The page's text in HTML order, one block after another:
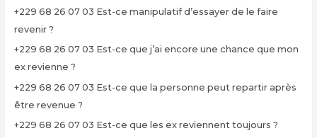
+229 68 26 07 03 Est-ce manipulatif d’essayer de le faire
revenir ?
+229 68 26 07 03 Est-ce que j’ai encore une chance que mon
ex revienne ?
+229 68 26 07 03 Est-ce que la personne peut repartir après
être revenue ?
+229 68 26 07 03 Est-ce que les ex reviennent toujours ?